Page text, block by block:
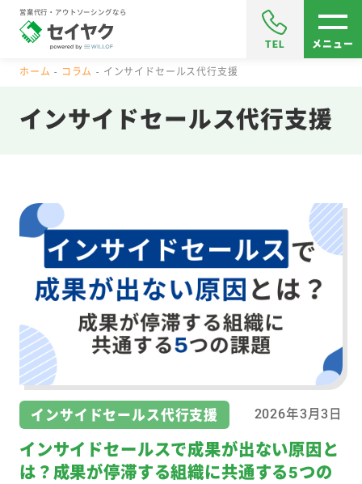
営業代行・アウトソーシングなら
TEL メニュー
ホーム コラム インサイドセールス代行支援
インサイドセールス代行支援
インサイドセールス代行支援 2026年3月3日
インサイドセールスで成果が出ない原因と
は？成果が停滞する組織に共通する5つの